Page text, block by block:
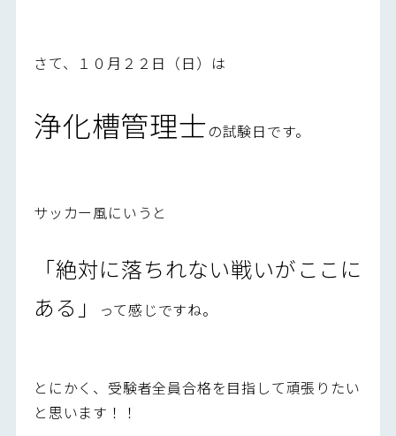
さて、１０月２２日（日）は
浄化槽管理士の試験日です。
サッカー風にいうと
「絶対に落ちれない戦いがここに
ある」
って感じですね。
とにかく、受験者全員合格を目指して頑張りたい
と思います！！